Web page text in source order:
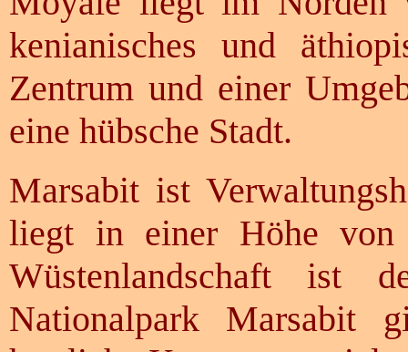
kenianisches und
Zentrum und einer
eine hübsche Stadt.
Marsabit ist
liegt in einer Höhe von
Wüstenlandschaft ist
Nationalpark Marsabit